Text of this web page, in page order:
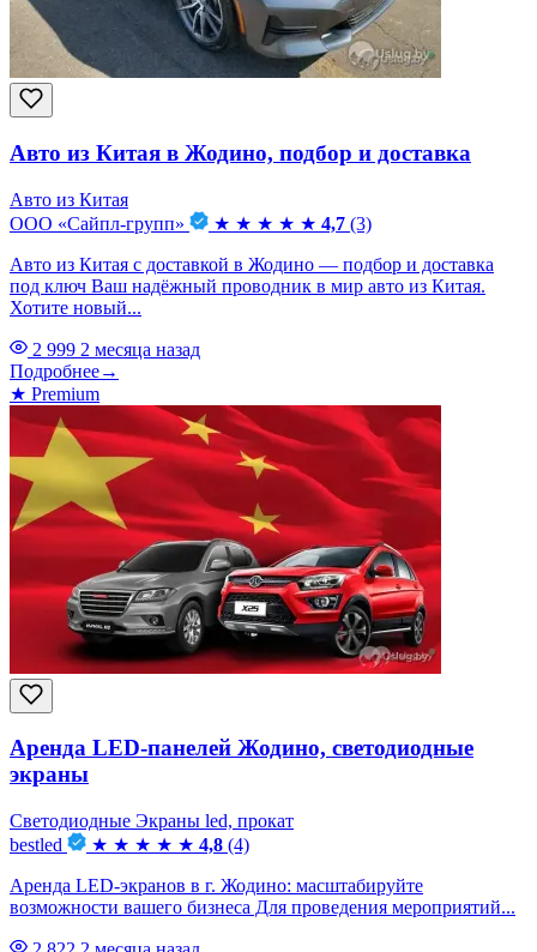
Авто из Китая в Жодино, подбор и доставка
Авто из Китая
ООО «Сайпл-групп»
★ ★ ★ ★ ★ 4,7 (3)
Авто из Китая с доставкой в Жодино — подбор и доставка
под ключ Ваш надёжный проводник в мир авто из Китая.
Хотите новый...
2 999 2 месяца назад
Подробнее→
★ Premium
Аренда LED-панелей Жодино, светодиодные
экраны
Светодиодные Экраны led, прокат
bestled
★ ★ ★ ★ ★ 4,8 (4)
Аренда LED-экранов в г. Жодино: масштабируйте
возможности вашего бизнеса Для проведения мероприятий...